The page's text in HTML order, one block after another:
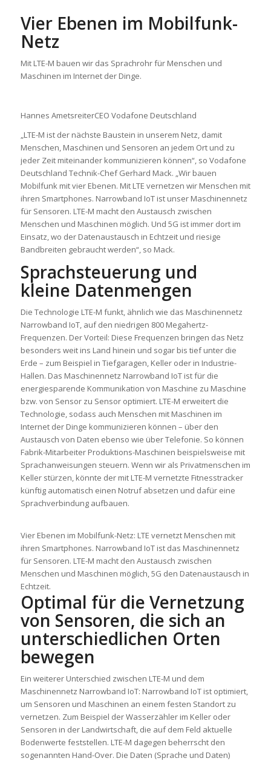
Vier Ebenen im Mobilfunk-
Netz
Mit LTE-M bauen wir das Sprachrohr für Menschen und
Maschinen im Internet der Dinge.
Hannes AmetsreiterCEO Vodafone Deutschland
„LTE-M ist der nächste Baustein in unserem Netz, damit
Menschen, Maschinen und Sensoren an jedem Ort und zu
jeder Zeit miteinander kommunizieren können“, so Vodafone
Deutschland Technik-Chef Gerhard Mack. „Wir bauen
Mobilfunk mit vier Ebenen. Mit LTE vernetzen wir Menschen mit
ihren Smartphones. Narrowband IoT ist unser Maschinennetz
für Sensoren. LTE-M macht den Austausch zwischen
Menschen und Maschinen möglich. Und 5G ist immer dort im
Einsatz, wo der Datenaustausch in Echtzeit und riesige
Bandbreiten gebraucht werden“, so Mack.
Sprachsteuerung und
kleine Datenmengen
Die Technologie LTE-M funkt, ähnlich wie das Maschinennetz
Narrowband IoT, auf den niedrigen 800 Megahertz-
Frequenzen. Der Vorteil: Diese Frequenzen bringen das Netz
besonders weit ins Land hinein und sogar bis tief unter die
Erde – zum Beispiel in Tiefgaragen, Keller oder in Industrie-
Hallen. Das Maschinennetz Narrowband IoT ist für die
energiesparende Kommunikation von Maschine zu Maschine
bzw. von Sensor zu Sensor optimiert. LTE-M erweitert die
Technologie, sodass auch Menschen mit Maschinen im
Internet der Dinge kommunizieren können – über den
Austausch von Daten ebenso wie über Telefonie. So können
Fabrik-Mitarbeiter Produktions-Maschinen beispielsweise mit
Sprachanweisungen steuern. Wenn wir als Privatmenschen im
Keller stürzen, könnte der mit LTE-M vernetzte Fitnesstracker
künftig automatisch einen Notruf absetzen und dafür eine
Sprachverbindung aufbauen.
Vier Ebenen im Mobilfunk-Netz: LTE vernetzt Menschen mit
ihren Smartphones. Narrowband IoT ist das Maschinennetz
für Sensoren. LTE-M macht den Austausch zwischen
Menschen und Maschinen möglich, 5G den Datenaustausch in
Echtzeit.
Optimal für die Vernetzung
von Sensoren, die sich an
unterschiedlichen Orten
bewegen
Ein weiterer Unterschied zwischen LTE-M und dem
Maschinennetz Narrowband IoT: Narrowband IoT ist optimiert,
um Sensoren und Maschinen an einem festen Standort zu
vernetzen. Zum Beispiel der Wasserzähler im Keller oder
Sensoren in der Landwirtschaft, die auf dem Feld aktuelle
Bodenwerte feststellen. LTE-M dagegen beherrscht den
sogenannten Hand-Over. Die Daten (Sprache und Daten)